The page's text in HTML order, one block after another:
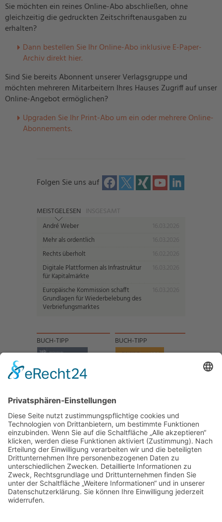
Sie möchten ein reines Online-Abo abschließen, ohne
gleichzeitig die gedruckten Zeitschriftenausgaben zu
erhalten?
Dann bestellen Sie Ihr Online-Abo inklusive E-Paper-
Archiv direkt hier.
Sind Sie bereits Abonnent unserer Verlagsgruppe und
möchten mehreren Mitarbeitern Ihres Hauses Zugriff auf unser
Online-Angebot ermöglichen?
Upgraden Sie Ihr Print-Abo um ein oder mehrere Online-
Abonnements.
Folgen Sie uns auf
MEISTGELESEN INSGESAMT
André Weber
Mehr als ordentlich
Rechts überholt
Digitale Plattformen als Infrastruktur
für Kapitalmärkte
Europäische Kommission schafft
Grundlagen für Wiederbelebung des
Verbriefungsmarktes
BUCH-TIPP BUCH-TIPP